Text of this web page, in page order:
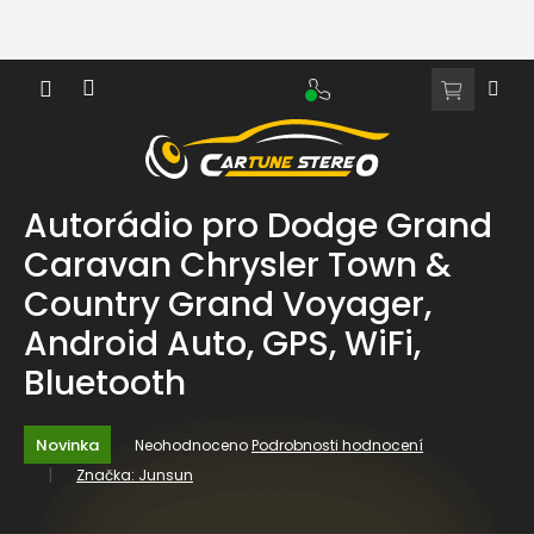
obsah
NÁKUPNÍ
Autorádio pro Dodge Grand
Caravan Chrysler Town &
Country Grand Voyager,
Android Auto, GPS, WiFi,
Bluetooth
Novinka
Průměrné
hodnocení
produktu
NeohodnocenoPodrobnosti hodnocení
Značka: Junsun